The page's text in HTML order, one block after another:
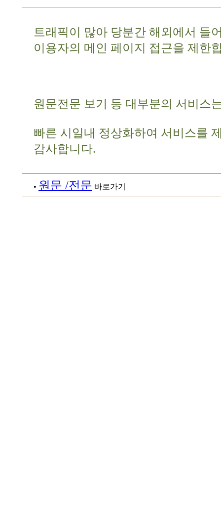
트래픽이 많아 당분간 해외에서 들
이용자의 메인 페이지 접근을 제한
원문전문 보기 등 대부분의 서비스
빠른 시일내 정상화하여 서비스를
감사합니다.
• 원문 /전문 바로가기